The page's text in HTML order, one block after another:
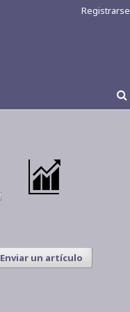
Registrarse
Enviar un artículo